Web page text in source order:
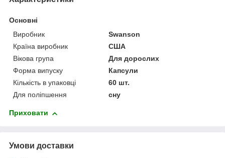
Основні
Виробник
Swanson
Країна виробник
США
Вікова група
Для дорослих
Форма випуску
Капсули
Кількість в упаковці
60 шт.
Для поліпшення
сну
Приховати
Умови доставки